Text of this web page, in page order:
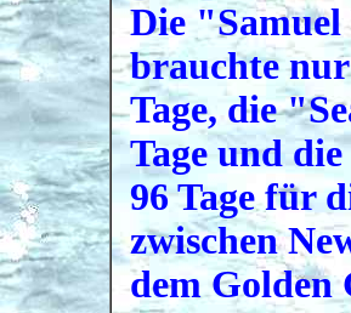
Die "Samuel
brauchte
Tage, die
Tage und
96 Tage für
zwischen
dem Golden